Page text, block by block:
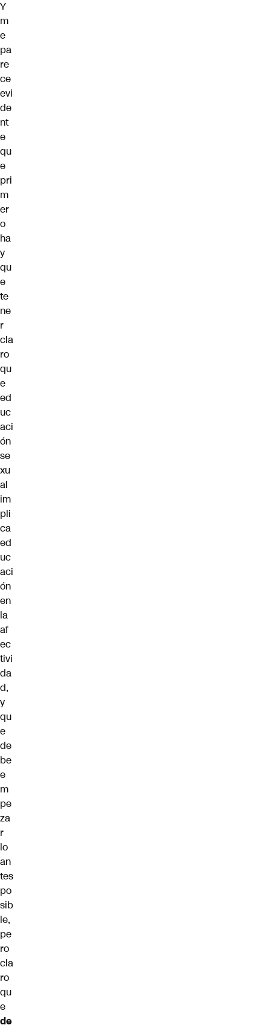
Y
m
e
pa
re
ce
evi
de
nt
e
qu
e
pri
m
er
o
ha
y
qu
e
te
ne
r
cla
ro
qu
e
ed
uc
aci
ón
se
xu
al
im
pli
ca
ed
uc
aci
ón
en
la
af
ec
tivi
da
d,
y
qu
e
de
be
e
m
pe
za
r
lo
an
tes
po
sib
le,
pe
ro
cla
ro
qu
e
de